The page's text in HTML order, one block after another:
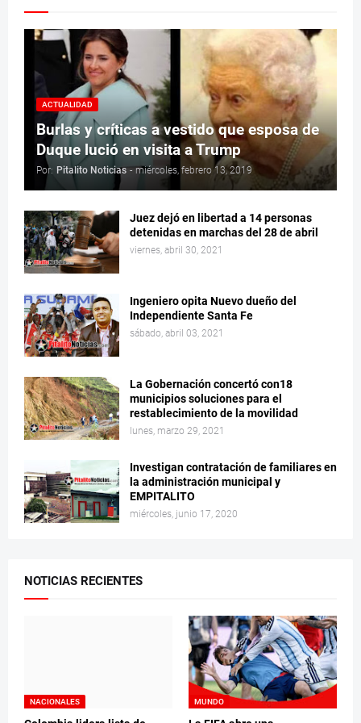
ACTUALIDAD
Burlas y críticas a vestido que esposa de
Duque lució en visita a Trump
Por: Pitalito Noticias - miércoles, febrero 13, 2019
Juez dejó en libertad a 14 personas
detenidas en marchas del 28 de abril
viernes, abril 30, 2021
Ingeniero opita Nuevo dueño del
Independiente Santa Fe
sábado, abril 03, 2021
La Gobernación concertó con18
municipios soluciones para el
restablecimiento de la movilidad
lunes, marzo 29, 2021
Investigan contratación de familiares en
la administración municipal y
EMPITALITO
miércoles, junio 17, 2020
NOTICIAS RECIENTES
NACIONALES MUNDO